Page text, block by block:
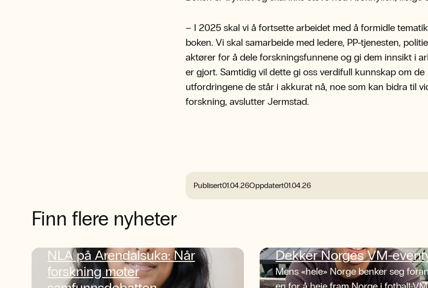
– I 2025 skal vi å fortsette arbeidet med å formidle
boken. Vi skal samarbeide med ledere, PP-tjenesten,
aktører for å dele forskningsfunnene og gi dem innsikt i
er gjort. Samtidig vil dette gi oss verdifull kunnskap om de
utfordringene de står i akkurat nå, noe som kan bidra til
forskning, avslutter Jermstad.
Publisert01.04.26Oppdatert01.04.26
Finn flere nyheter
NLA på Arendalsuka: Når
forskning møter
Dekker Norges VM-
Mens «hele» Norge benker seg